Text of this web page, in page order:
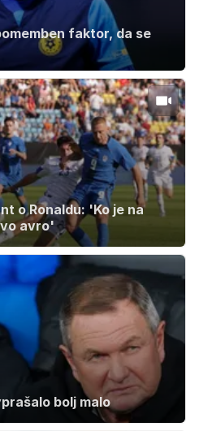
faktor, da se
o Ronaldu: 'Ko je na
avro'
bolj malo